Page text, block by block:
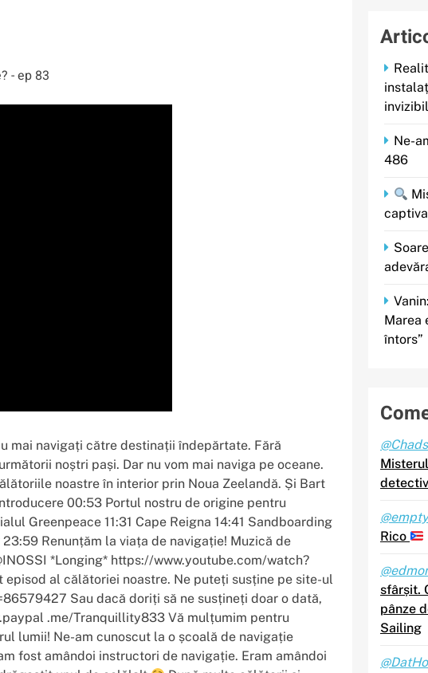
mai navigați către destinații îndepărtate. Fără
noștri pași. Dar nu vom mai naviga pe oceane.
noastre în interior prin Noua Zeelandă. Și Bart
00:53 Portul nostru de origine pentru
Greenpeace 11:31 Cape Reigna 14:41 Sandboarding
Renunțăm la viața de navigație! Muzică de
*Longing* https://www.youtube.com/watch?
al călătoriei noastre. Ne puteți susține pe site-ul
Sau dacă doriți să ne susțineți doar o dată,
.me/Tranquillity833 Vă mulțumim pentru
lumii! Ne-am cunoscut la o școală de navigație
fost amândoi instructori de navigație. Eram amândoi
Ne-
486
Marea
întors”
Rico
sfârșit.
pânze
Sailing